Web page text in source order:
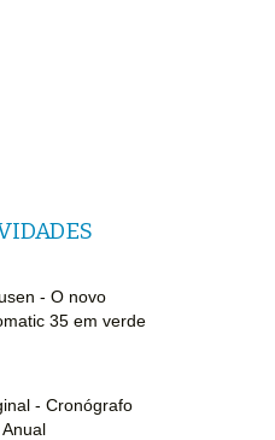
- O novo
35 em verde
- Cronógrafo